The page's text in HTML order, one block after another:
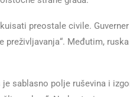
preostale civile.
preživljavanja“. Međutim,
sablasno polje ruševina i